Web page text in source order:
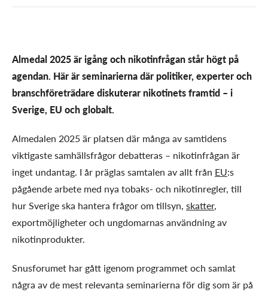
Almedal 2025 är igång och nikotinfrågan står högt på
agendan. Här är seminarierna där politiker, experter och
branschföreträdare diskuterar nikotinets framtid – i
Sverige, EU och globalt.
Almedalen 2025 är platsen där många av samtidens
viktigaste samhällsfrågor debatteras – nikotinfrågan är
inget undantag. I år präglas samtalen av allt från EU:s
pågående arbete med nya tobaks- och nikotinregler, till
hur Sverige ska hantera frågor om tillsyn, skatter,
exportmöjligheter och ungdomarnas användning av
nikotinprodukter.
Snusforumet har gått igenom programmet och samlat
några av de mest relevanta seminarierna för dig som är på